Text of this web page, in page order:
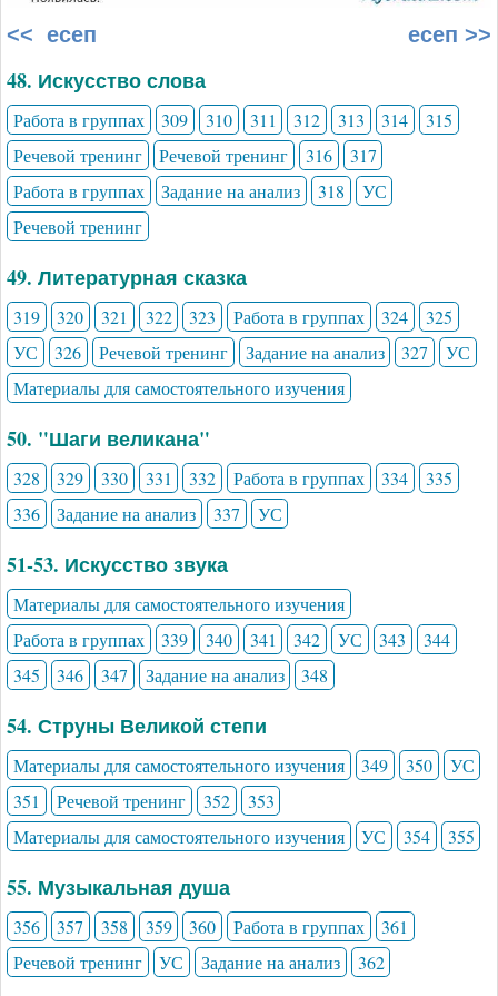
<< есеп есеп >>
48. Искусство слова
Работа в группах 309 310 311 312 313 314
315
Речевой тренинг
Речевой тренинг 316
317
Работа в группах
Задание на анализ 318
УС
Речевой тренинг
49. Литературная сказка
319 320 321 322 323 Работа в группах 324
325
УС
326 Речевой тренинг Задание на анализ 327
УС
Материалы для самостоятельного изучения
50. "Шаги великана"
328 329 330 331 332 Работа в группах 334
335
336
Задание на анализ 337 УС
51-53. Искусство звука
Материалы для самостоятельного изучения
Работа в группах
339 340 341 342 УС 343
344
345
346 347 Задание на анализ 348
54. Струны Великой степи
Материалы для самостоятельного изучения 349 350
УС
351
Речевой тренинг 352
353
Материалы для самостоятельного изучения
УС 354 355
55. Музыкальная душа
356 357 358 359 360 Работа в группах
361
Речевой тренинг
УС Задание на анализ 362